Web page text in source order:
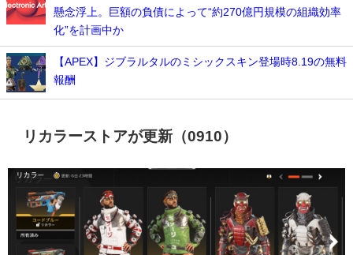
懸念浮上。巨額の負債によって“約270億円規模の組織効率
化”を計画中か
【APEX】ジブラルタルのミシックスキン登場時8.19の無料
報酬
リカラーストアが更新（0910）